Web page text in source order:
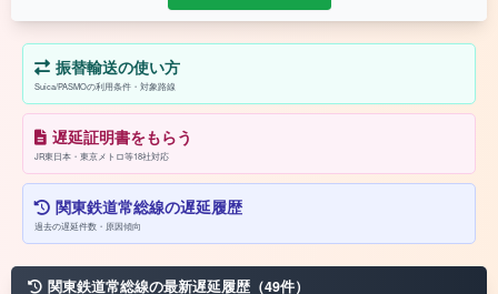
振替輸送の使い方
Suica/PASMOの利用条件・対象路線
遅延証明書をもらう
JR東日本・東京メトロ等18社対応
関東鉄道常総線の遅延履歴
過去の遅延件数・原因傾向
関東鉄道常総線の最新遅延履歴（49件）